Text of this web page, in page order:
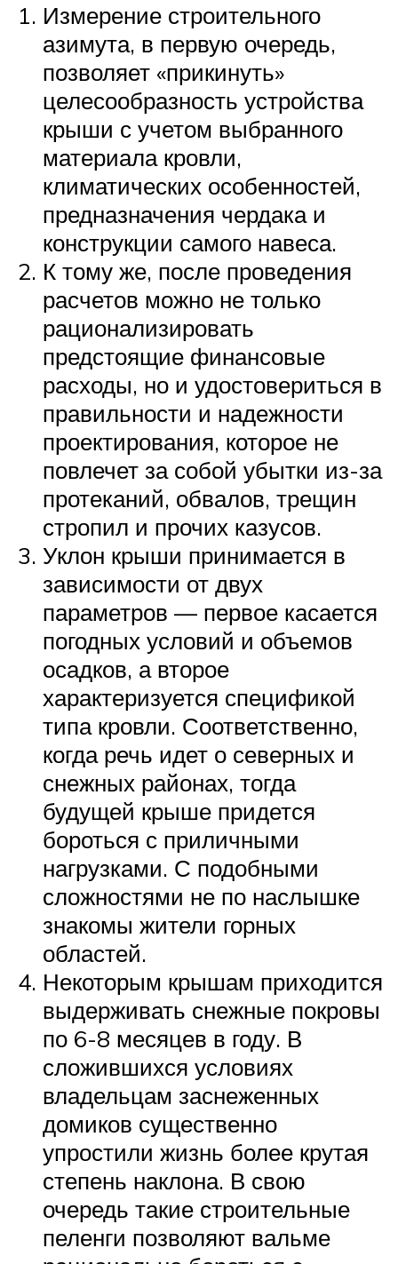
Измерение строительного
азимута, в первую очередь,
позволяет «прикинуть»
целесообразность устройства
крыши с учетом выбранного
материала кровли,
климатических особенностей,
предназначения чердака и
конструкции самого навеса.
К тому же, после проведения
расчетов можно не только
рационализировать
предстоящие финансовые
расходы, но и удостовериться в
правильности и надежности
проектирования, которое не
повлечет за собой убытки из-за
протеканий, обвалов, трещин
стропил и прочих казусов.
Уклон крыши принимается в
зависимости от двух
параметров — первое касается
погодных условий и объемов
осадков, а второе
характеризуется спецификой
типа кровли. Соответственно,
когда речь идет о северных и
снежных районах, тогда
будущей крыше придется
бороться с приличными
нагрузками. С подобными
сложностями не по наслышке
знакомы жители горных
областей.
Некоторым крышам приходится
выдерживать снежные покровы
по 6-8 месяцев в году. В
сложившихся условиях
владельцам заснеженных
домиков существенно
упростили жизнь более крутая
степень наклона. В свою
очередь такие строительные
пеленги позволяют вальме